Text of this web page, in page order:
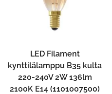
LED Filament
kynttilälamppu B35 kulta
220-240V 2W 136lm
2100K E14 (1101007500)